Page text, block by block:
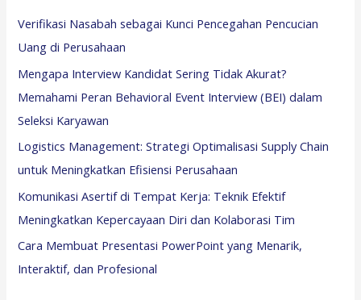
Verifikasi Nasabah sebagai Kunci Pencegahan Pencucian
Uang di Perusahaan
Mengapa Interview Kandidat Sering Tidak Akurat?
Memahami Peran Behavioral Event Interview (BEI) dalam
Seleksi Karyawan
Logistics Management: Strategi Optimalisasi Supply Chain
untuk Meningkatkan Efisiensi Perusahaan
Komunikasi Asertif di Tempat Kerja: Teknik Efektif
Meningkatkan Kepercayaan Diri dan Kolaborasi Tim
Cara Membuat Presentasi PowerPoint yang Menarik,
Interaktif, dan Profesional